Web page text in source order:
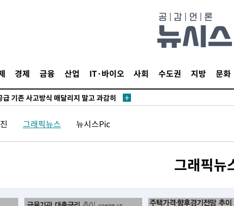
경제 금융 산업 IT·바이오 사회 수도권 지방 문화
장에 김태유 서울대 공대 교수…이병태
만개 순감하고 그 전 2개월 10.3만개
기존 사고방식 매달리지 말고 과감히
염중대경보, 폭염경보로 하향
·의성 관할 4개 면 특별재난지역 선포
아제르바이잔 투란VC 입단
그래픽뉴스 뉴시스Pic
그래픽뉴